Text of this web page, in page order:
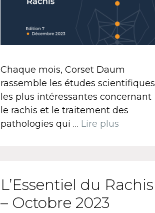
Chaque mois, Corset Daum
rassemble les études scientifiques
les plus intéressantes concernant
le rachis et le traitement des
pathologies qui … Lire plus
L’Essentiel du Rachis
– Octobre 2023